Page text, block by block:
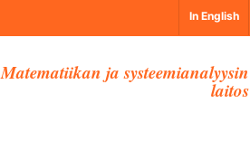
In English
Matematiikan ja systeemianalyysin
laitos